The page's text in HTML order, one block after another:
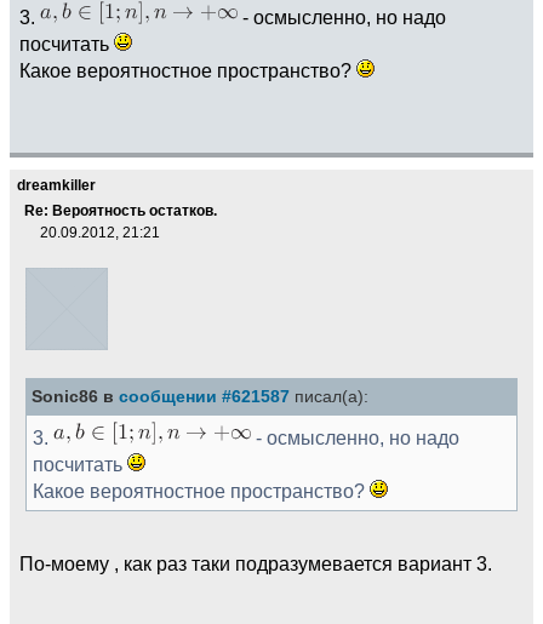
3.
- осмысленно, но надо
посчитать
Какое вероятностное пространство?
dreamkiller
Re: Вероятность остатков.
20.09.2012, 21:21
Sonic86 в сообщении #621587 писал(а):
3.
- осмысленно, но надо
посчитать
Какое вероятностное пространство?
По-моему , как раз таки подразумевается вариант 3.